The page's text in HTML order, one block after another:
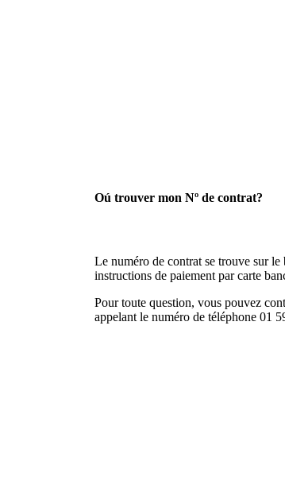
Oú trouver mon Nº de contrat?
Le numéro de contrat se trouve sur
instructions de paiement par carte
Pour toute question, vous pouvez
appelant le numéro de téléphone 01